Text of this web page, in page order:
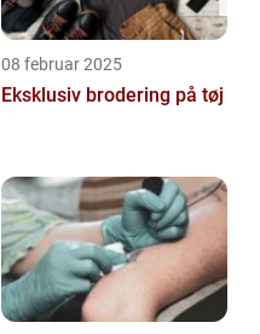
08 februar 2025
Eksklusiv brodering på tøj